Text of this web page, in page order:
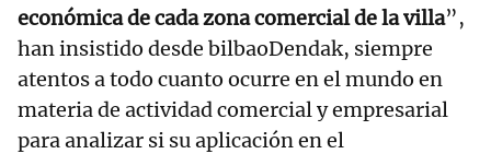
económica de cada zona comercial de la villa”,
han insistido desde bilbaoDendak, siempre
atentos a todo cuanto ocurre en el mundo en
materia de actividad comercial y empresarial
para analizar si su aplicación en el